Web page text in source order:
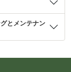
とメンテナン